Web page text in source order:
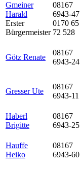
Gmeiner
Harald
Erster
Bürgermeister
08167
6943-47
0170 65
72 528
Götz Renate
08167
6943-24
Gresser Ute
08167
6943-11
Haberl
Brigitte
08167
6943-25
Hauffe
Heiko
08167
6943-60